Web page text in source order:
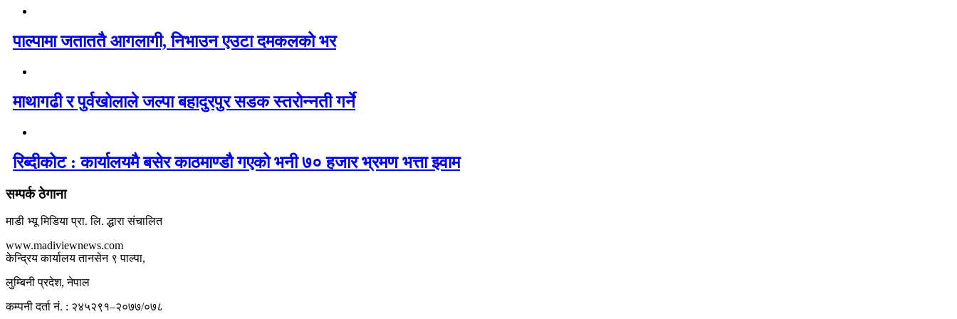
पाल्पामा जताततै आगलागी, निभाउन एउटा दमकलको भर
माथागढी र पुर्वखोलाले जल्पा बहादुरपुर सडक स्तरोन्नती गर्ने
रिब्दीकोट : कार्यालयमै बसेर काठमाण्डौ गएको भनी ७० हजार भ्रमण भत्ता झ्वाम
सम्पर्क ठेगाना
माडी भ्यू मिडिया प्रा. लि. द्धारा संचालित
www.madiviewnews.com
केन्द्रिय कार्यालय तानसेन ९ पाल्पा,
लुम्बिनी प्रदेश, नेपाल
कम्पनी दर्ता नं. : २४५२९१–२०७७/०७८